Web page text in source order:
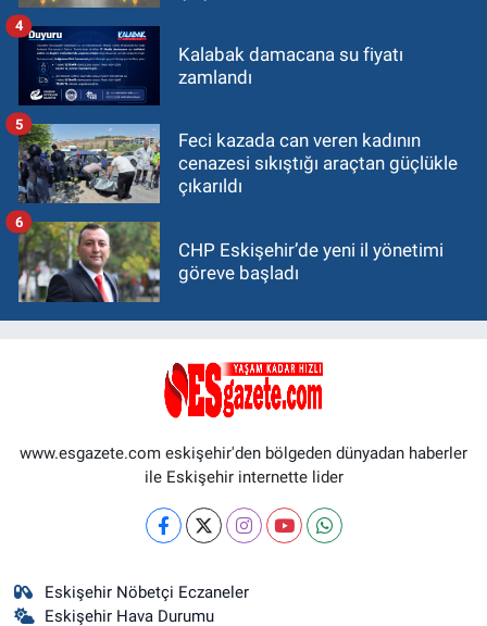
Kalabak damacana su fiyatı
zamlandı
4
Feci kazada can veren kadının
cenazesi sıkıştığı araçtan güçlükle
çıkarıldı
5
CHP Eskişehir’de yeni il yönetimi
göreve başladı
6
www.esgazete.com eskişehir'den bölgeden dünyadan haberler
ile Eskişehir internette lider
Eskişehir Nöbetçi Eczaneler
Eskişehir Hava Durumu